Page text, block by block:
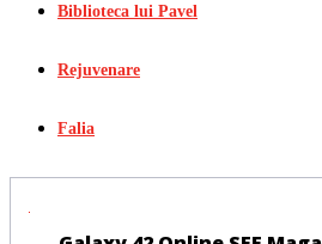
Biblioteca lui Pavel
Rejuvenare
Falia